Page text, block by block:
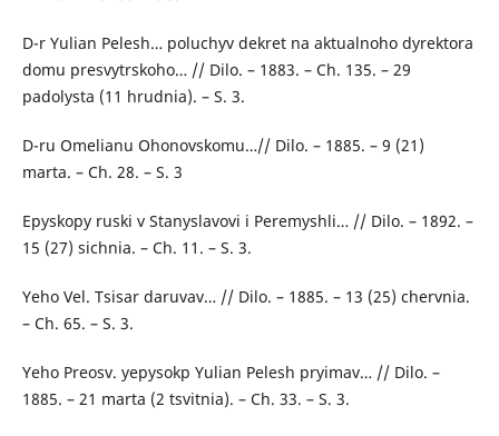
D-r Yulian Pelesh… poluchyv dekret na aktualnoho dyrektora
domu presvytrskoho… // Dilo. – 1883. – Ch. 135. – 29
padolysta (11 hrudnia). – S. 3.
D-ru Omelianu Ohonovskomu…// Dilo. – 1885. – 9 (21)
marta. – Ch. 28. – S. 3
Epyskopy ruski v Stanyslavovi i Peremyshli… // Dilo. – 1892. –
15 (27) sichnia. – Ch. 11. – S. 3.
Yeho Vel. Tsisar daruvav… // Dilo. – 1885. – 13 (25) chervnia.
– Ch. 65. – S. 3.
Yeho Preosv. yepysokp Yulian Pelesh pryimav… // Dilo. –
1885. – 21 marta (2 tsvitnia). – Ch. 33. – S. 3.